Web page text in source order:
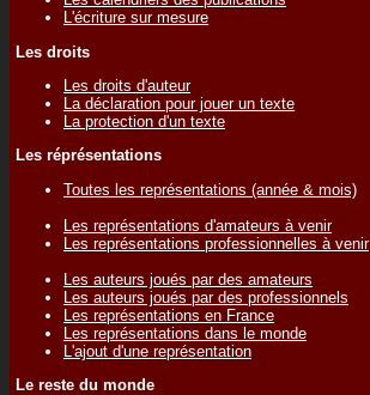
L'écriture sur mesure
Les droits
Les droits d'auteur
La déclaration pour jouer un texte
La protection d'un texte
Les réprésentations
Toutes les représentations (année & mois)
Les représentations d'amateurs à venir
Les représentations professionnelles à venir
Les auteurs joués par des amateurs
Les auteurs joués par des professionnels
Les représentations en France
Les représentations dans le monde
L'ajout d'une représentation
Le reste du monde